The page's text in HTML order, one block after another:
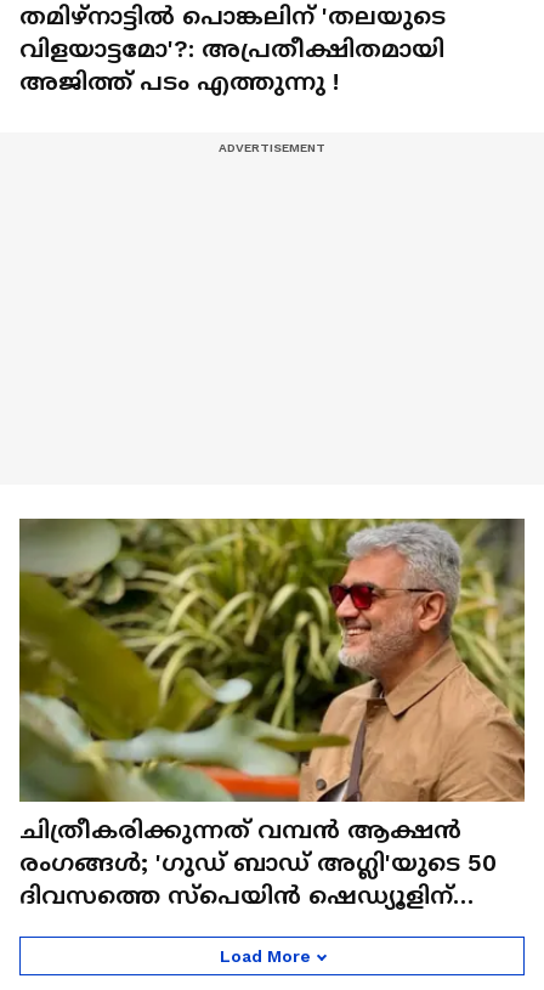
തമിഴ്നാട്ടില്‍ പൊങ്കലിന് 'തലയുടെ
വിളയാട്ടമോ'?: അപ്രതീക്ഷിതമായി
അജിത്ത് പടം എത്തുന്നു !
ചിത്രീകരിക്കുന്നത് വമ്പന്‍ ആക്ഷന്‍
രംഗങ്ങള്‍; 'ഗുഡ് ബാഡ് അഗ്ലി'യുടെ 50
ദിവസത്തെ സ്പെയിന്‍ ഷെഡ്യൂളിന്
Load More